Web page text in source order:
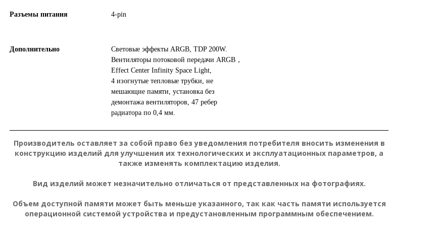
Разъемы питания 4-pin
Дополнительно
Световые эффекты ARGB, TDP 200W.
Вентиляторы потоковой передачи ARGB，
Effect Center Infinity Space Light,
4 изогнутые тепловые трубки, не
мешающие памяти, установка без
демонтажа вентиляторов, 47 ребер
радиатора по 0,4 мм.
Производитель оставляет за собой право без уведомления потребителя вносить изменения в
конструкцию изделий для улучшения их технологических и эксплуатационных параметров, а
также изменять комплектацию изделия.
Вид изделий может незначительно отличаться от представленных на фотографиях.
Объем доступной памяти может быть меньше указанного, так как часть памяти используется
операционной системой устройства и предустановленным программным обеспечением.